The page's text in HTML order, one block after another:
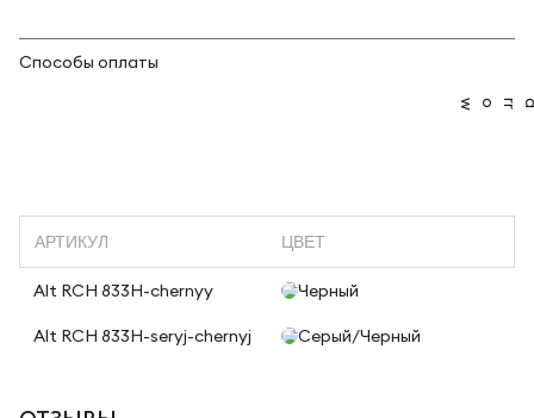
Способы оплаты
АРТИКУЛ ЦВЕТ
Alt RCH 833H-chernyy Черный
Alt RCH 833H-seryj-chernyj Серый/Черный